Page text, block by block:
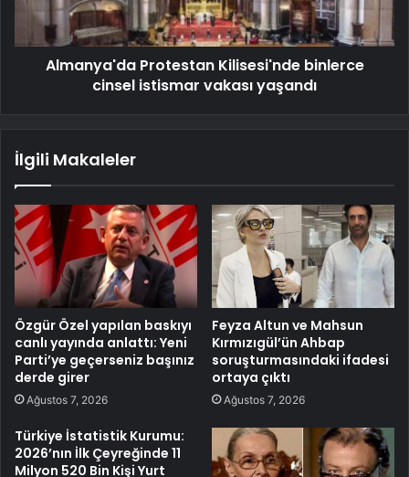
Almanya'da Protestan Kilisesi'nde binlerce
cinsel istismar vakası yaşandı
İlgili Makaleler
Özgür Özel yapılan baskıyı
canlı yayında anlattı: Yeni
Parti’ye geçerseniz başınız
derde girer
Ağustos 7, 2026
Feyza Altun ve Mahsun
Kırmızıgül’ün Ahbap
soruşturmasındaki ifadesi
ortaya çıktı
Ağustos 7, 2026
Türkiye İstatistik Kurumu:
2026’nın İlk Çeyreğinde 11
Milyon 520 Bin Kişi Yurt